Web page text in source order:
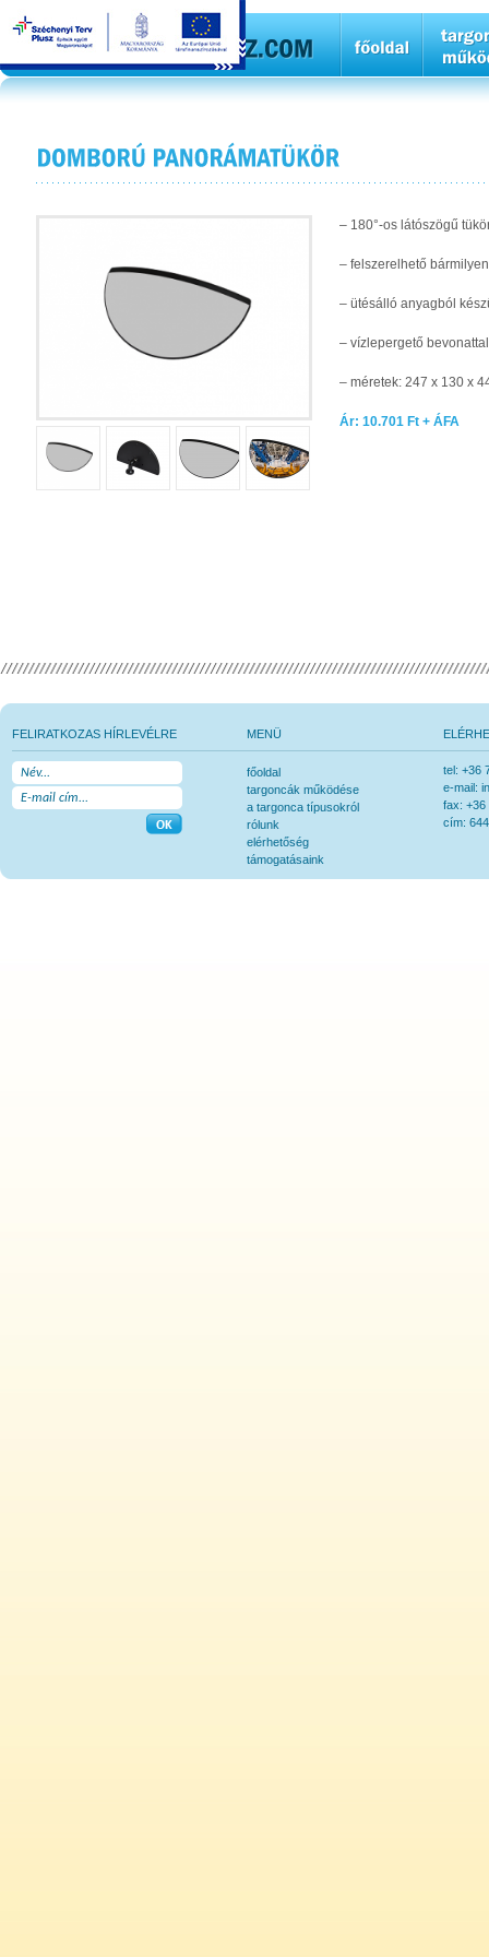
– 180°-os látószögű
– felszerelhető
– ütésálló anyagból
– vízlepergető
– méretek: 247 x 130 x
Ár: 10.701 Ft + ÁFA
FELIRATKOZAS HÍRLEVÉLRE MENÜ
főoldal
targoncák működése
a targonca típusokról
rólunk
elérhetőség
támogatásaink
tel: +36
e-mail:
fax: +36
cím: